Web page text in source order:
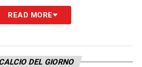
in mezzo al campo
Douglas Luiz di cercare
al progetto tecnico di
READ MORE
DEL GIORNO